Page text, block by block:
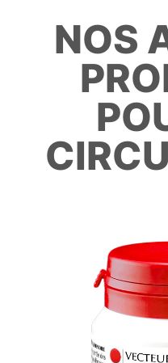
NOS